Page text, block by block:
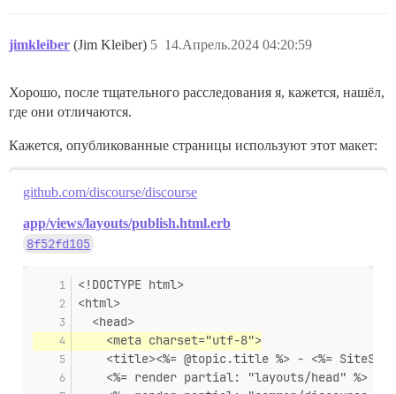
jimkleiber (Jim Kleiber) 14.Апрель.2024 04:20:59
5
Хорошо, после тщательного расследования я, кажется, нашёл,
где они отличаются.
Кажется, опубликованные страницы используют этот макет:
github.com/discourse/discourse
app/views/layouts/publish.html.erb
8f52fd105
<!DOCTYPE html>
<html>
  <head>
    <meta charset="utf-8">
<title><%= @topic.title %> - <%=
    <%= render partial: "layouts/head" %>